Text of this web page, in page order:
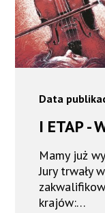
Data
I ETAP -
Mamy już
Jury trwały
krajów:…